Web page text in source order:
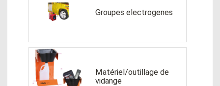
Groupes electrogenes
Matériel/outillage de
vidange